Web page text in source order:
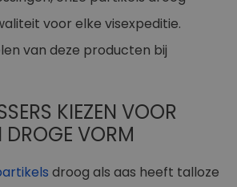
voor elke visexpeditie.
van deze producten bij
KIEZEN VOOR
DROGE VORM
droog als aas heeft talloze